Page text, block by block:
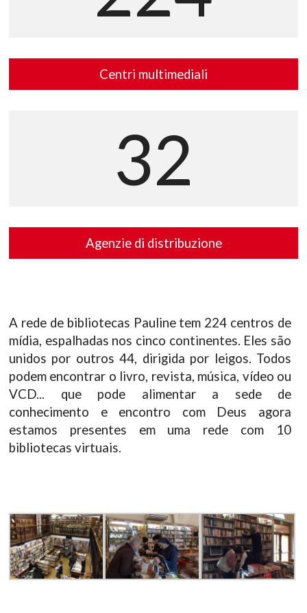
Centri multimediali
32
Agenzie di distribuzione
A rede de bibliotecas Pauline tem 224 centros de
mídia, espalhadas nos cinco continentes. Eles são
unidos por outros 44, dirigida por leigos. Todos
podem encontrar o livro, revista, música, vídeo ou
VCD... que pode alimentar a sede de
conhecimento e encontro com Deus agora
estamos presentes em uma rede com 10
bibliotecas virtuais.